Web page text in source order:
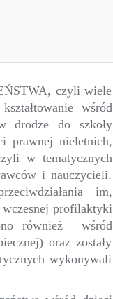
czyli wiele
wśród
drodze do szkoły
prawnej nieletnich,
w tematycznych
i nauczycieli.
im,
wczesnej profilaktyki
również wśród
oraz zostały
wykonywali